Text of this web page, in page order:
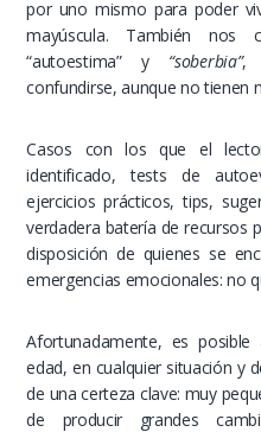
por uno mismo para poder
mayúscula. También nos
“autoestima” y “soberbia”,
confundirse, aunque no tienen
Casos con los que el
identificado, tests de
ejercicios prácticos, tips,
verdadera batería de recursos
disposición de quienes se
emergencias emocionales: no
Afortunadamente, es
edad, en cualquier situación y
de una certeza clave: muy
de producir grandes